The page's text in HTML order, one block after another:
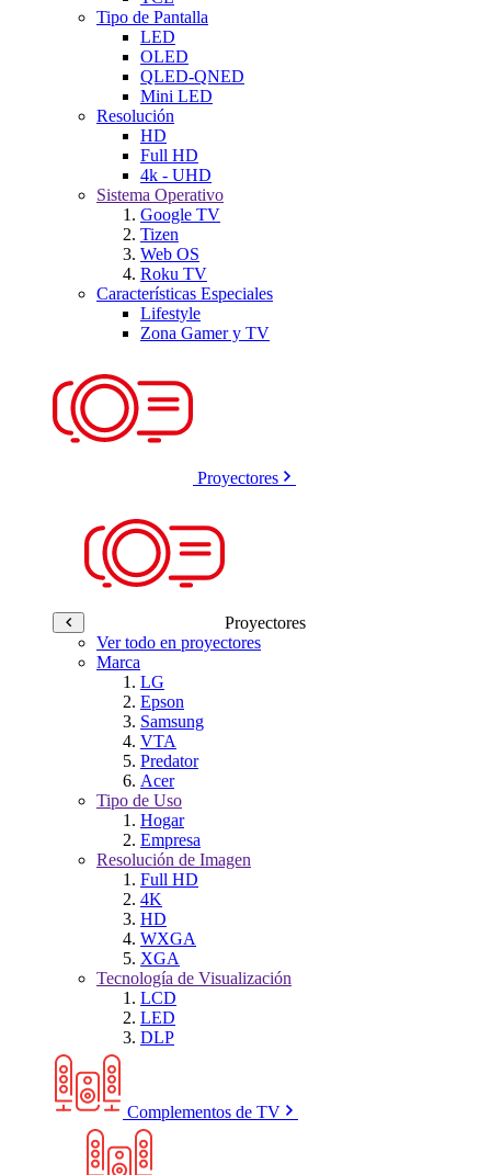
Tipo de Pantalla
LED
OLED
QLED-QNED
Mini LED
Resolución
HD
Full HD
4k - UHD
Sistema Operativo
Google TV
Tizen
Web OS
Roku TV
Características Especiales
Lifestyle
Zona Gamer y TV
Proyectores
Proyectores
Ver todo en proyectores
Marca
LG
Epson
Samsung
VTA
Predator
Acer
Tipo de Uso
Hogar
Empresa
Resolución de Imagen
Full HD
4K
HD
WXGA
XGA
Tecnología de Visualización
LCD
LED
DLP
Complementos de TV